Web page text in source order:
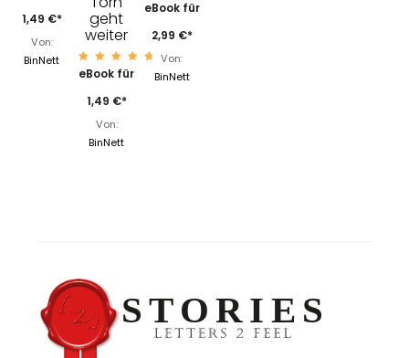
4.07
von 5
1,49 €*
Von:
BinNett
geht
weiter
Bewert
et mit
von 5
eBook für
1,49 €*
Von:
BinNett
Bewert
et mit
von 5
eBook für
2,99 €*
Von:
BinNett